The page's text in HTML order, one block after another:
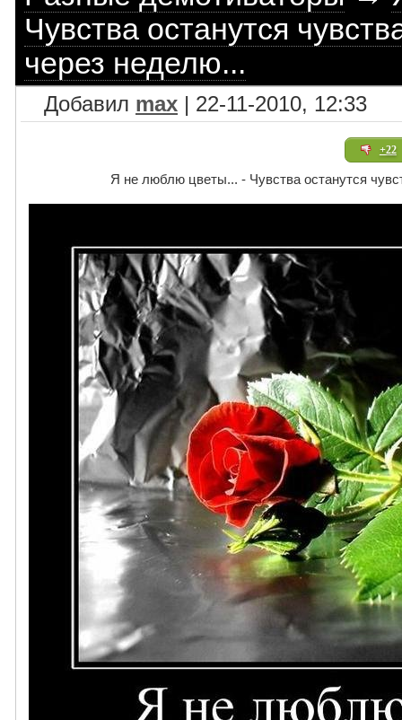
Чувства останутся
через неделю...
Добавил max | 22-11-2010, 12:33
+22
Я не люблю цветы... - Чувства останутся